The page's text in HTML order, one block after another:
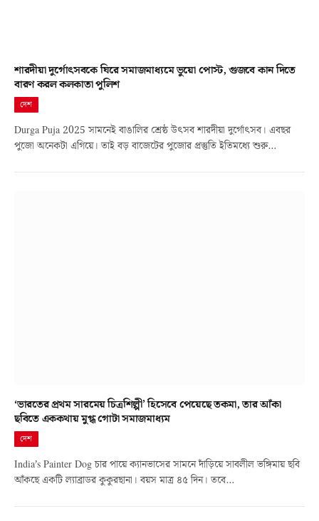
শারদীয়া দুর্গোৎসবকে ঘিরে সমাজমাধ্যমে ভুয়ো পোস্ট, গুজবে কান দিতে
বারণ করল কলকাতা পুলিশ
দেশ
Durga Puja 2025 সামনেই বাঙালির শ্রেষ্ঠ উৎসব শারদীয়া দুর্গোৎসব। এবছর
পুজো অনেকটা এগিয়ে। তাই বড় বাজেটের পুজোর প্রস্তুতি ইতিমধ্যে শুরু…
‘ভারতের প্রথম সারমেয় চিত্রশিল্পী’ হিসেবে পেয়েছে তকমা, তার আঁকা
ছবিতে এককথায় মুগ্ধ গোটা সমাজমাধ্যম
দেশ
India’s Painter Dog চার পায়ে ক্যানভাসের সামনে দাঁড়িয়ে সাবলীল ভঙ্গিমায় ছবি
আঁকছে একটি ল্যাব্রাডর কুকুরছানা। বয়স মাত্র ৪৫ দিন। তবে…